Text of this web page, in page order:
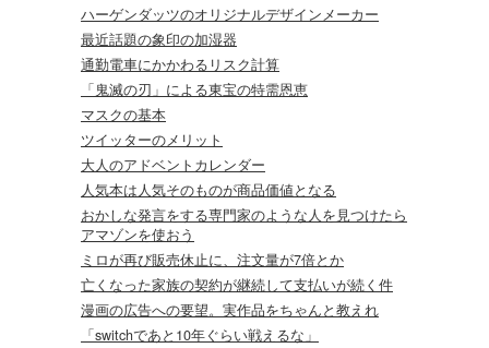
ハーゲンダッツのオリジナルデザインメーカー
最近話題の象印の加湿器
通勤電車にかかわるリスク計算
「鬼滅の刃」による東宝の特需恩恵
マスクの基本
ツイッターのメリット
大人のアドベントカレンダー
人気本は人気そのものが商品価値となる
おかしな発言をする専門家のような人を見つけたら
アマゾンを使おう
ミロが再び販売休止に、注文量が7倍とか
亡くなった家族の契約が継続して支払いが続く件
漫画の広告への要望。実作品をちゃんと教えれ
「switchであと10年ぐらい戦えるな」